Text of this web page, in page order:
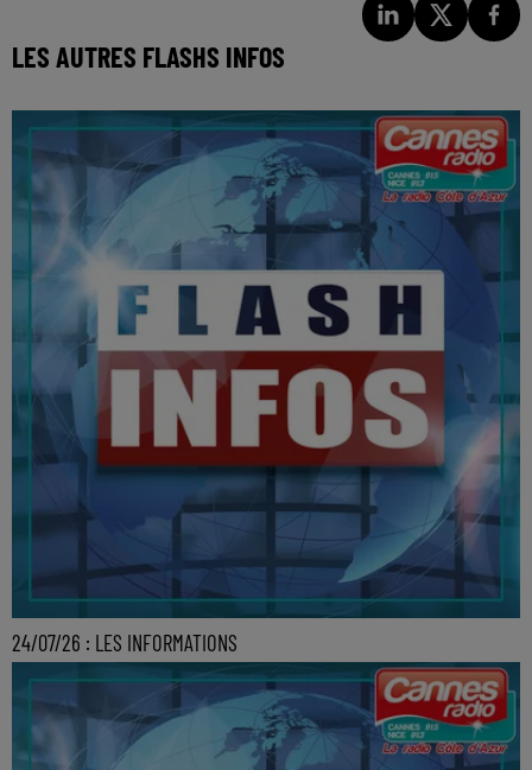
LES AUTRES FLASHS INFOS
24/07/26 : LES INFORMATIONS